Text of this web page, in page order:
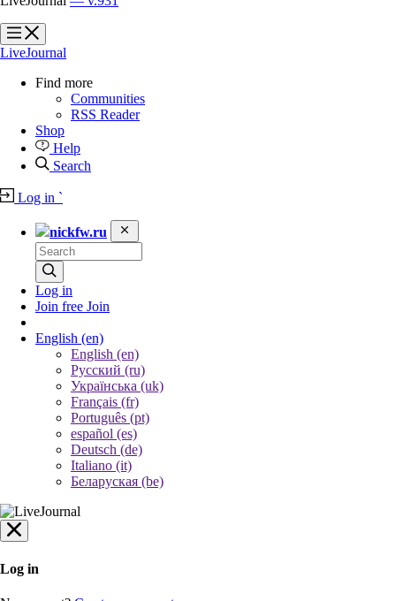
?
?
LiveJournal
Find more
Communities
RSS Reader
Shop
Help
Search
Log in `
nickfw.ru
Log in
Join free Join
English (en)
English (en)
Русский (ru)
Українська (uk)
Français (fr)
Português (pt)
español (es)
Deutsch (de)
Italiano (it)
Беларуская (be)
Log in